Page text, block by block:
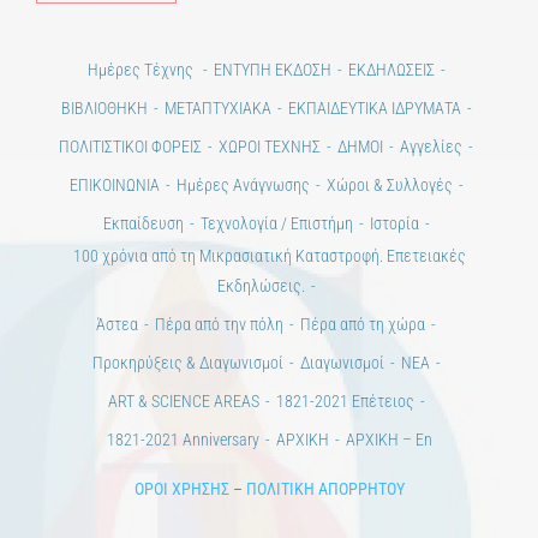
ΕΠΙΚΟΙΝΩΝΙΑ
Ημέρες Ανάγνωσης
Χώροι & Συλλογές
Εκπαίδευση
Τεχνολογία / Επιστήμη
Ιστορία
100 χρόνια από τη Μικρασιατική Καταστροφή. Επετειακές
Εκδηλώσεις.
Άστεα
Πέρα από την πόλη
Πέρα από τη χώρα
Προκηρύξεις & Διαγωνισμοί
Διαγωνισμοί
ΝΕΑ
ART & SCIENCE AREAS
1821-2021 Επέτειος
1821-2021 Anniversary
ΑΡΧΙΚΗ ΑΡΧΙΚΗ – En
ΟΡΟΙ ΧΡΗΣΗΣ ΠΟΛΙΤΙΚΗ ΑΠΟΡΡΗΤΟΥ
Copyright © 2020 Days of Art in Greece. All Rights Reserved –